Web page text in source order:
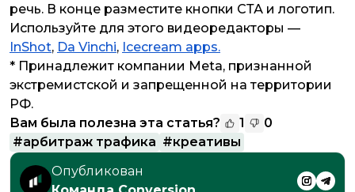
речь. В конце разместите кнопки СТА и логотип.
Используйте для этого видеоредакторы —
InShot, Da Vinchi, Icecream apps.
* Принадлежит компании Meta, признанной
экстремистской и запрещенной на территории
РФ.
Вам была полезна эта статья?
1
0
#арбитраж трафика #креативы
Опубликован